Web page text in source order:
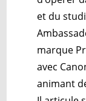
et du
marque
avec
animant